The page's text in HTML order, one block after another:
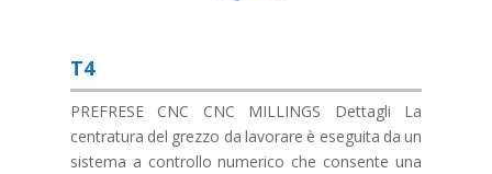
T4
PREFRESE CNC CNC MILLINGS Dettagli La
centratura del grezzo da lavorare è eseguita da un
sistema a controllo numerico che consente una